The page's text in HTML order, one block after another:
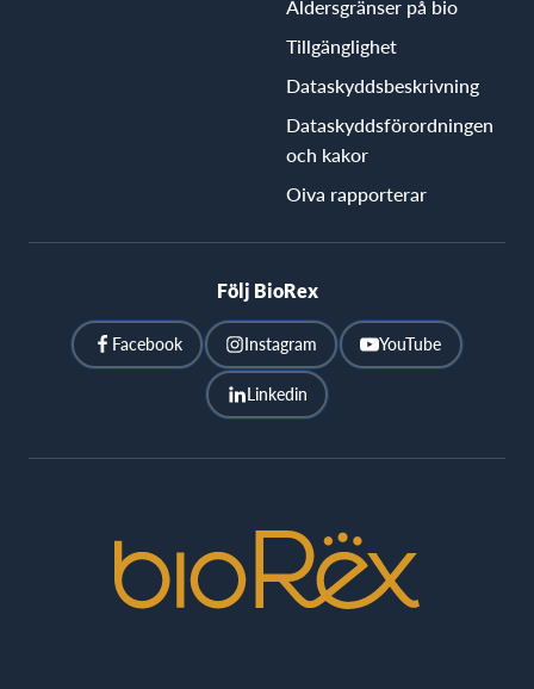
Åldersgränser på bio
Tillgänglighet
Dataskyddsbeskrivning
Dataskyddsförordningen
och kakor
Oiva rapporterar
Följ BioRex
Facebook Instagram YouTube
Linkedin
Cinemas